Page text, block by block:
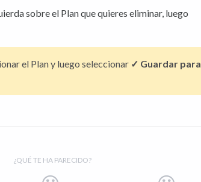
sobre el Plan que quieres eliminar, luego
el Plan y luego seleccionar ✓ Guardar para
¿QUÉ TE HA PARECIDO?